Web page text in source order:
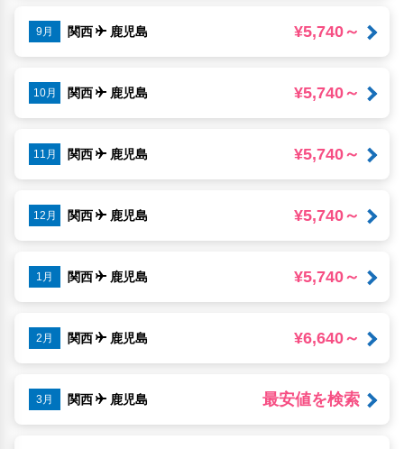
9月 関西 鹿児島 ¥5,740～
10月 関西 鹿児島 ¥5,740～
11月 関西 鹿児島 ¥5,740～
12月 関西 鹿児島 ¥5,740～
1月 関西 鹿児島 ¥5,740～
2月 関西 鹿児島 ¥6,640～
3月 関西 鹿児島 最安値を検索